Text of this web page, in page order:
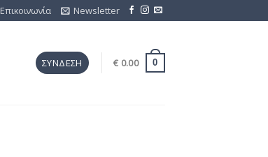
Επικοινωνία Newsletter
ΣΎΝΔΕΣΗ € 0.00 0